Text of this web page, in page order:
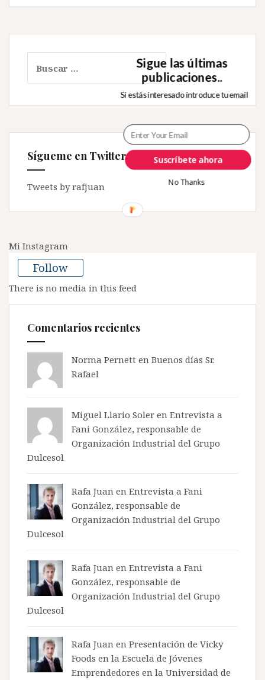
Sígueme en Twitter
Tweets by rafjuan
Mi Instagram
Follow
There is no media in this feed
Comentarios recientes
Norma Pernett en Buenos días Sr.
Rafael
Miguel Llario Soler en Entrevista a
Fani González, responsable de
Organización Industrial del Grupo
Dulcesol
Rafa Juan en Entrevista a Fani
González, responsable de
Organización Industrial del Grupo
Dulcesol
Rafa Juan en Entrevista a Fani
González, responsable de
Organización Industrial del Grupo
Dulcesol
Rafa Juan en Presentación de Vicky
Foods en la Escuela de Jóvenes
Emprendedores en la Universidad de
Suscríbete ahora
Sigue las últimas
publicaciones..
Si estás interesado introduce tu email
No Thanks